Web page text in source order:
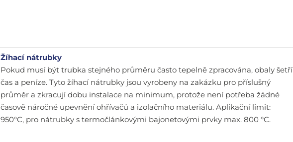
Žíhací nátrubky
Pokud musí být trubka stejného průměru často tepelně zpracována, obaly šetří
čas a peníze. Tyto žíhací nátrubky jsou vyrobeny na zakázku pro příslušný
průměr a zkracují dobu instalace na minimum, protože není potřeba žádné
časově náročné upevnění ohřívačů a izolačního materiálu. Aplikační limit:
950°C, pro nátrubky s termočlánkovými bajonetovými prvky max. 800 °C.